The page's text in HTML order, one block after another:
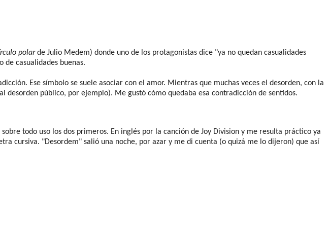
polarde Julio Medem) donde uno de los protagonistas dice "ya no quedan casualidades
de casualidades buenas.
Ese símbolo se suele asociar con el amor. Mientras que muchas veces el desorden, con la
público, por ejemplo). Me gustó cómo quedaba esa contradicción de sentidos.
todo uso los dos primeros. En inglés por la canción de Joy Division y me resulta práctico ya
cursiva. "Desordem" salió una noche, por azar y me di cuenta (o quizá me lo dijeron) que así